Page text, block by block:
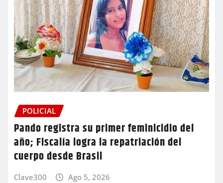
POLICIAL
Pando registra su primer feminicidio del
año; Fiscalía logra la repatriación del
cuerpo desde Brasil
Clave300 Ago 5, 2026